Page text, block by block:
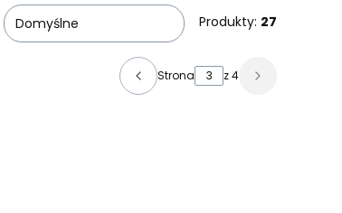
Domyślne Produkty: 27
Strona z 4